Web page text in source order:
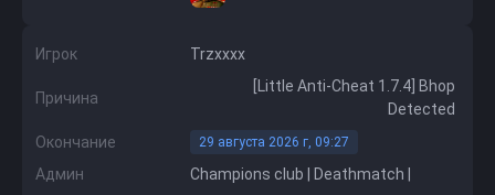
Игрок Trzxxxx
Причина
[Little Anti-Cheat 1.7.4] Bhop
Detected
Окончание
29 августа 2026 г, 09:27
Админ Champions club | Deathmatch |